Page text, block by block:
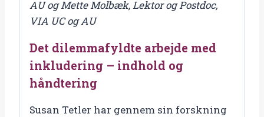
indhold
håndtering
antal
AU og Mette Molbæk, Lektor og Postdoc,
VIA UC og AU
Det dilemmafyldte arbejde med
inkludering – indhold og
håndtering
Susan Tetler har gennem sin forskning